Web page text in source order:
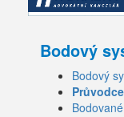
Bodový
Bodový
Průvodce